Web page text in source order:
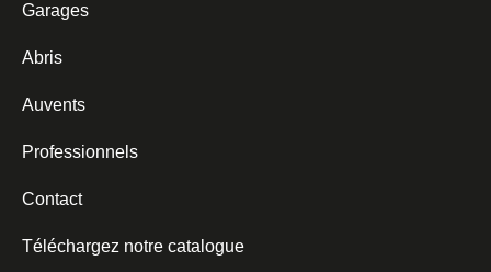
Garages
Abris
Auvents
Professionnels
Contact
Téléchargez notre catalogue